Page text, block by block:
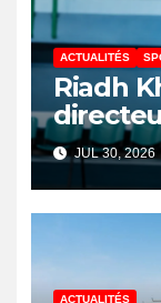
ACTUALITÉS
Riadh
JUL 30, 2026
ACTUALITÉS